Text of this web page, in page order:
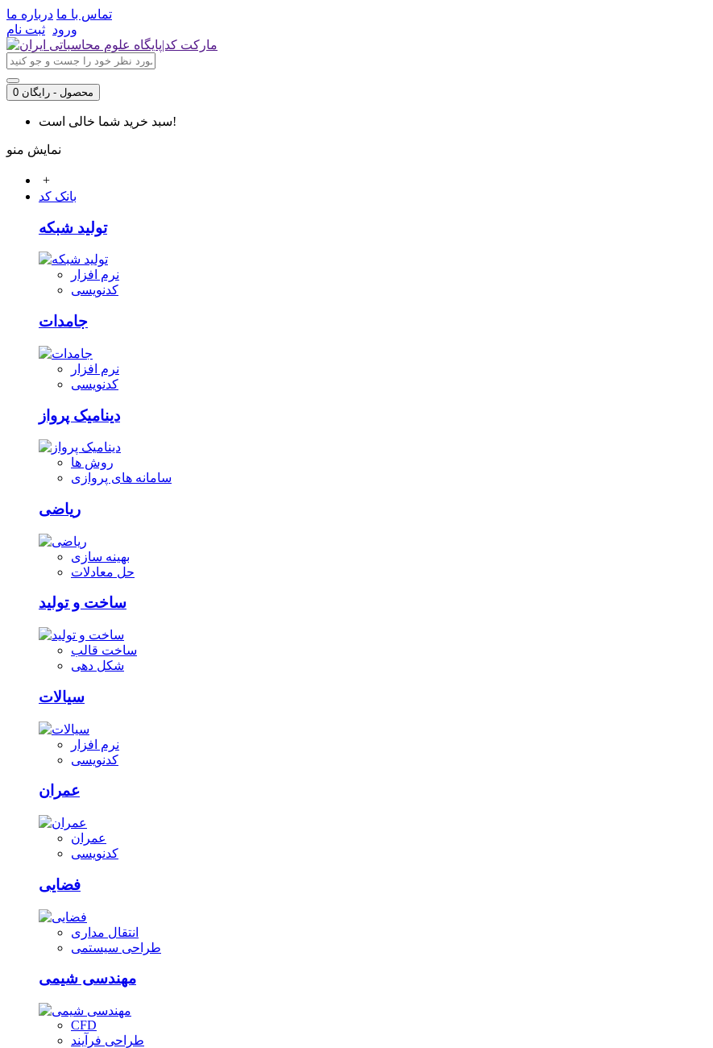
تماس با ما درباره ما
ورود ثبت نام
0 محصول - رایگان
سبد خرید شما خالی است!
نمایش منو
+
بانک کد
تولید شبکه
نرم افزار
کدنویسی
جامدات
نرم افزار
کدنویسی
دینامیک پرواز
روش ها
سامانه های پروازی
ریاضی
بهینه سازی
حل معادلات
ساخت و تولید
ساخت قالب
شکل دهی
سیالات
نرم افزار
کدنویسی
عمران
عمران
کدنویسی
فضایی
انتقال مداری
طراحی سیستمی
مهندسی شیمی
CFD
طراحی فرآیند